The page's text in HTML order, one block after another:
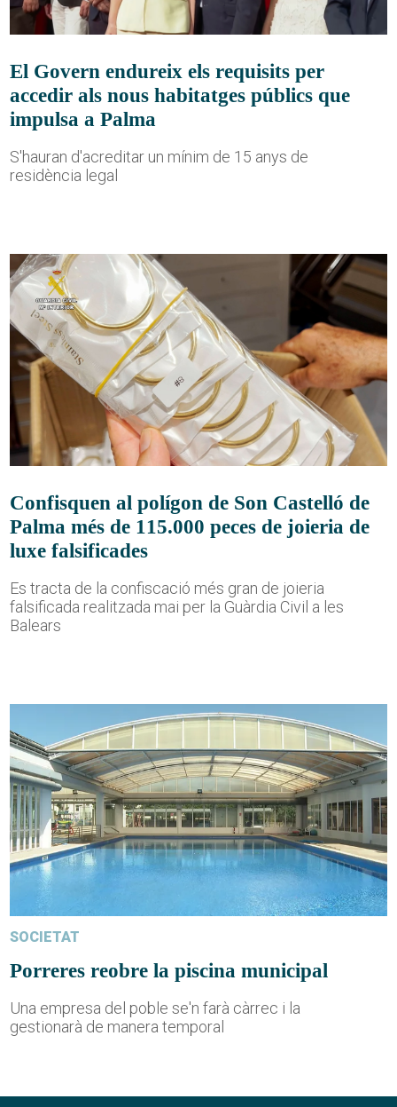
El Govern endureix els requisits per
accedir als nous habitatges públics que
impulsa a Palma
S'hauran d'acreditar un mínim de 15 anys de
residència legal
Confisquen al polígon de Son Castelló de
Palma més de 115.000 peces de joieria de
luxe falsificades
Es tracta de la confiscació més gran de joieria
falsificada realitzada mai per la Guàrdia Civil a les
Balears
SOCIETAT
Porreres reobre la piscina municipal
Una empresa del poble se'n farà càrrec i la
gestionarà de manera temporal